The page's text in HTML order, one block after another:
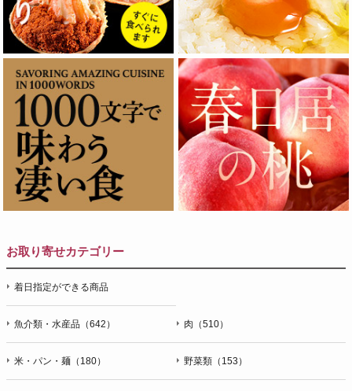
お取り寄せカテゴリー
着日指定ができる商品
魚介類・水産品（642） 肉（510）
米・パン・麺（180） 野菜類（153）